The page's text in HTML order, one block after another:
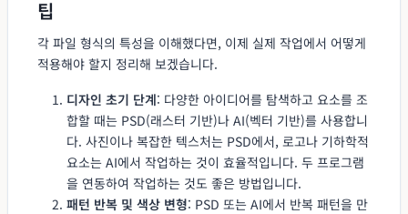
팁
각 파일 형식의 특성을 이해했다면, 이제 실제 작업에서 어떻게
적용해야 할지 정리해 보겠습니다.
디자인 초기 단계: 다양한 아이디어를 탐색하고 요소를 조
합할 때는 PSD(래스터 기반)나 AI(벡터 기반)를 사용합니
다. 사진이나 복잡한 텍스처는 PSD에서, 로고나 기하학적
요소는 AI에서 작업하는 것이 효율적입니다. 두 프로그램
을 연동하여 작업하는 것도 좋은 방법입니다.
패턴 반복 및 색상 변형: PSD 또는 AI에서 반복 패턴을 만